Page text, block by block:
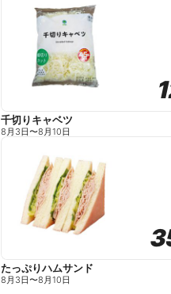
千切りキャベツ
8月3日〜8月10日
たっぷりハムサンド
8月3日〜8月10日